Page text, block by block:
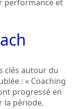
performance et
clés autour du
: « Coaching
progressé en
la période.